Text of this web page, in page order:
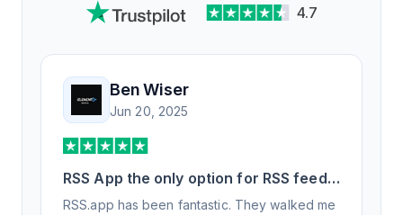
4.7
Ben Wiser
Jun 20, 2025
RSS App the only option for RSS feed
generation
RSS.app has been fantastic. They walked me